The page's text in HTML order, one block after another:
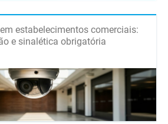
estabelecimentos comerciais:
e sinalética obrigatória